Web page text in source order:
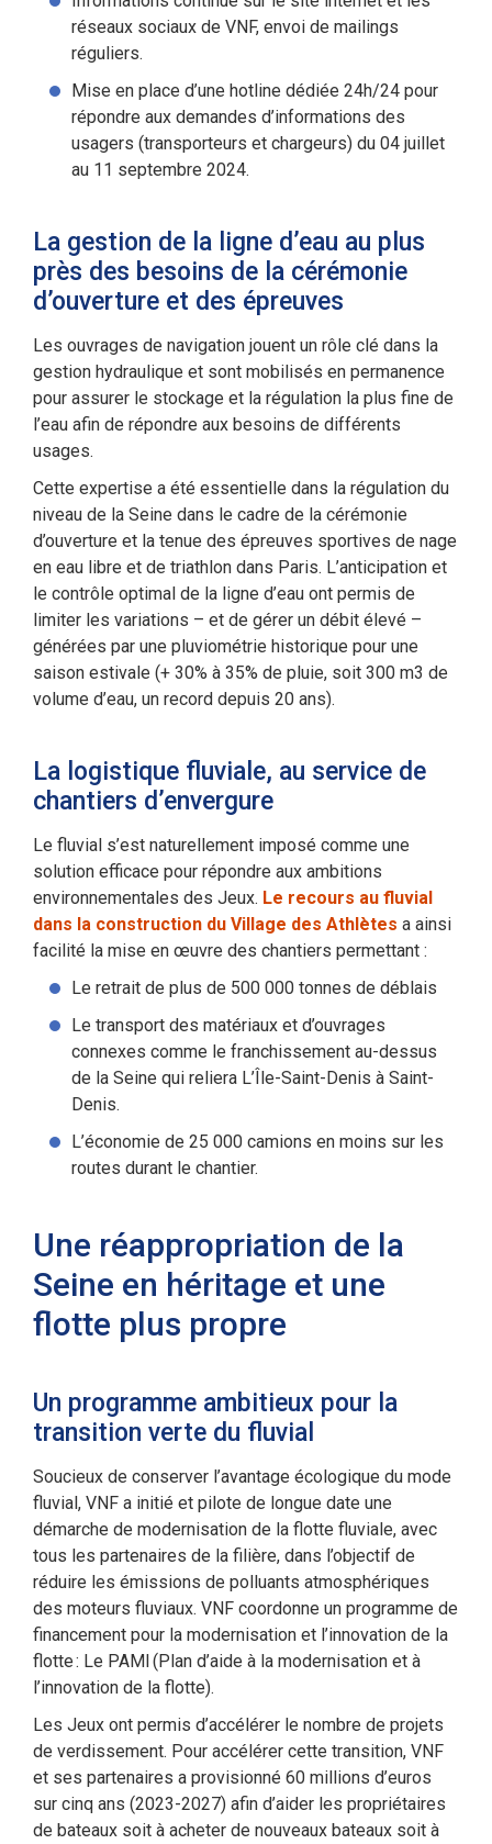
réseaux sociaux de VNF, envoi de mailings
réguliers.
Mise en place d’une hotline dédiée 24h/24 pour
répondre aux demandes d’informations des
usagers (transporteurs et chargeurs) du 04 juillet
au 11 septembre 2024.
La gestion de la ligne d’eau au plus
près des besoins de la cérémonie
d’ouverture et des épreuves
Les ouvrages de navigation jouent un rôle clé dans la
gestion hydraulique et sont mobilisés en permanence
pour assurer le stockage et la régulation la plus fine de
l’eau afin de répondre aux besoins de différents
usages.
Cette expertise a été essentielle dans la régulation du
niveau de la Seine dans le cadre de la cérémonie
d’ouverture et la tenue des épreuves sportives de nage
en eau libre et de triathlon dans Paris. L’anticipation et
le contrôle optimal de la ligne d’eau ont permis de
limiter les variations – et de gérer un débit élevé –
générées par une pluviométrie historique pour une
saison estivale (+ 30% à 35% de pluie, soit 300 m3 de
volume d’eau, un record depuis 20 ans).
La logistique fluviale, au service de
chantiers d’envergure
Le fluvial s’est naturellement imposé comme une
solution efficace pour répondre aux ambitions
environnementales des Jeux. Le recours au fluvial
dans la construction du Village des Athlètes a ainsi
facilité la mise en œuvre des chantiers permettant :
Le retrait de plus de 500 000 tonnes de déblais
Le transport des matériaux et d’ouvrages
connexes comme le franchissement au-dessus
de la Seine qui reliera L’Île-Saint-Denis à Saint-
Denis.
L’économie de 25 000 camions en moins sur les
routes durant le chantier.
Une réappropriation de la
Seine en héritage et une
flotte plus propre
Un programme ambitieux pour la
transition verte du fluvial
Soucieux de conserver l’avantage écologique du mode
fluvial, VNF a initié et pilote de longue date une
démarche de modernisation de la flotte fluviale, avec
tous les partenaires de la filière, dans l’objectif de
réduire les émissions de polluants atmosphériques
des moteurs fluviaux. VNF coordonne un programme de
financement pour la modernisation et l’innovation de la
flotte : Le PAMI (Plan d’aide à la modernisation et à
l’innovation de la flotte).
Les Jeux ont permis d’accélérer le nombre de projets
de verdissement. Pour accélérer cette transition, VNF
et ses partenaires a provisionné 60 millions d’euros
sur cinq ans (2023-2027) afin d’aider les propriétaires
de bateaux soit à acheter de nouveaux bateaux soit à